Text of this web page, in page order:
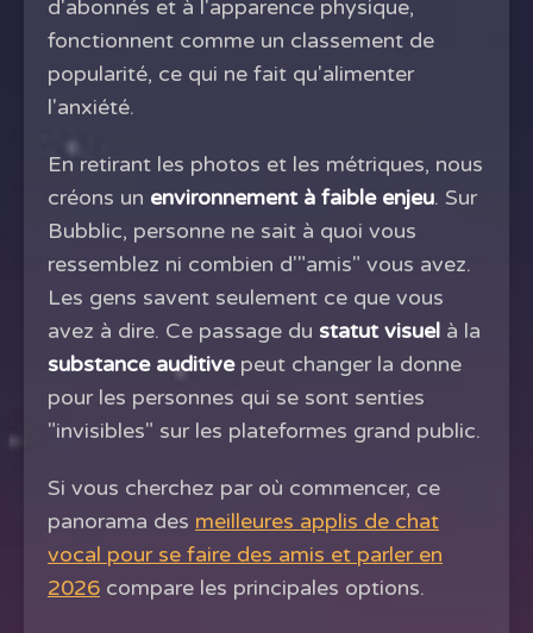
d'abonnés et à l'apparence physique,
fonctionnent comme un classement de
popularité, ce qui ne fait qu'alimenter
l'anxiété.
En retirant les photos et les métriques, nous
créons un environnement à faible enjeu. Sur
Bubblic, personne ne sait à quoi vous
ressemblez ni combien d'"amis" vous avez.
Les gens savent seulement ce que vous
avez à dire. Ce passage du statut visuel à la
substance auditivepeut changer la donne
pour les personnes qui se sont senties
"invisibles" sur les plateformes grand public.
Si vous cherchez par où commencer, ce
panorama des meilleures applis de chat
vocal pour se faire des amis et parler en
2026 compare les principales options.